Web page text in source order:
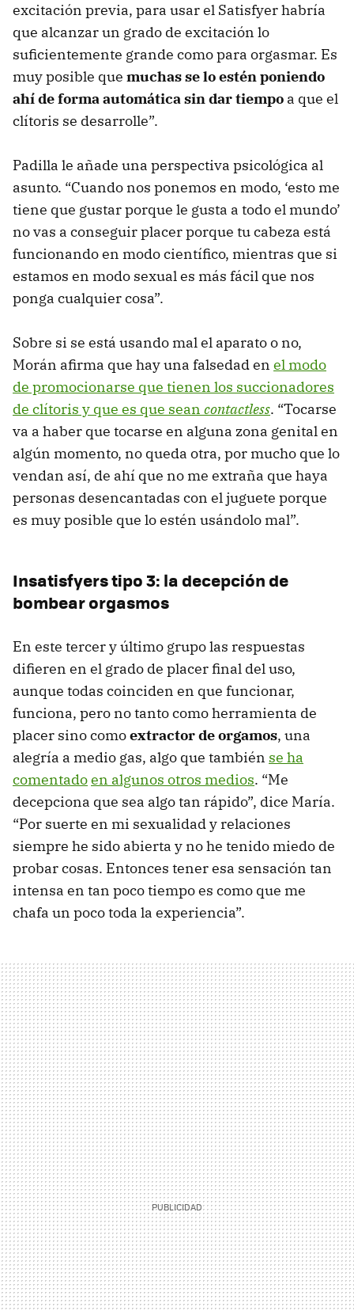
excitación previa, para usar el Satisfyer habría
que alcanzar un grado de excitación lo
suficientemente grande como para orgasmar. Es
muy posible que muchas se lo estén poniendo
ahí de forma automática sin dar tiempo a que el
clítoris se desarrolle”.
Padilla le añade una perspectiva psicológica al
asunto. “Cuando nos ponemos en modo, ‘esto me
tiene que gustar porque le gusta a todo el mundo’
no vas a conseguir placer porque tu cabeza está
funcionando en modo científico, mientras que si
estamos en modo sexual es más fácil que nos
ponga cualquier cosa”.
Sobre si se está usando mal el aparato o no,
Morán afirma que hay una falsedad en el modo
de promocionarse que tienen los succionadores
de clítoris y que es que sean contactless. “Tocarse
va a haber que tocarse en alguna zona genital en
algún momento, no queda otra, por mucho que lo
vendan así, de ahí que no me extraña que haya
personas desencantadas con el juguete porque
es muy posible que lo estén usándolo mal”.
Insatisfyers tipo 3: la decepción de
bombear orgasmos
En este tercer y último grupo las respuestas
difieren en el grado de placer final del uso,
aunque todas coinciden en que funcionar,
funciona, pero no tanto como herramienta de
placer sino comoextractor de orgamos, una
alegría a medio gas, algo que también se ha
comentadoen algunos otros medios. “Me
decepciona que sea algo tan rápido”, dice María.
“Por suerte en mi sexualidad y relaciones
siempre he sido abierta y no he tenido miedo de
probar cosas. Entonces tener esa sensación tan
intensa en tan poco tiempo es como que me
chafa un poco toda la experiencia”.